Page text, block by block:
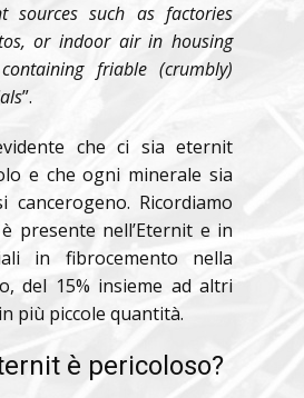
sources such as factories
or indoor air in housing
friable (crumbly)
”.
che ci sia eternit
e che ogni minerale sia
cancerogeno. Ricordiamo
presente nell’Eternit e in
in fibrocemento nella
del 15% insieme ad altri
più piccole quantità.
è pericoloso?